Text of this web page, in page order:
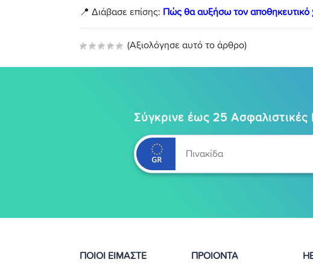
📍 Διάβασε επίσης: Πώς θα αυξήσω τον αποθηκευτικό
(Αξιολόγησε αυτό το άρθρο)
Σύγκρινε έως 25 Ασφαλιστικές
ΠΟΙΟΙ ΕΙΜΑΣΤΕ ΠΡΟΙΟΝΤΑ